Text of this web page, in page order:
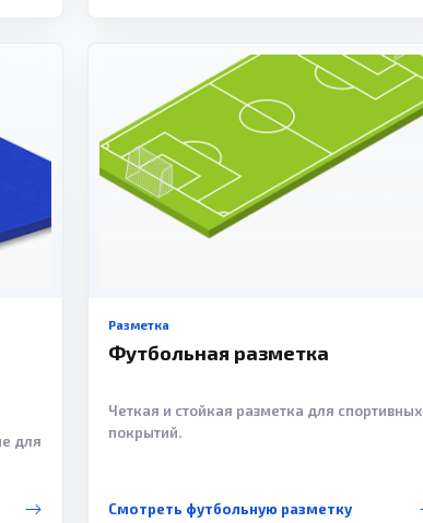
для
Разметка
Футбольная разметка
Четкая и стойкая разметка для спортивных
покрытий.
Смотреть футбольную разметку